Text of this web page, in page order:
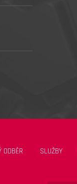
ODBĚR SLUŽBY